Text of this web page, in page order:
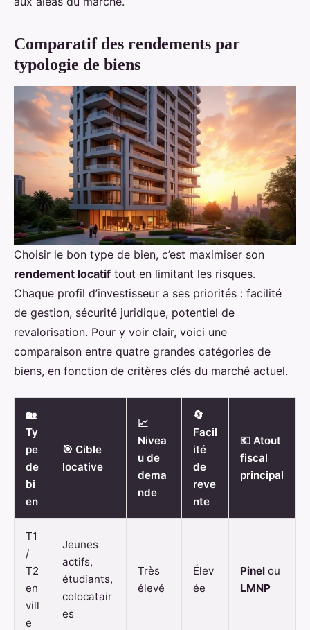
Comparatif des rendements par
typologie de biens
Choisir le bon type de bien, c’est maximiser son
rendement locatif tout en limitant les risques.
Chaque profil d’investisseur a ses priorités : facilité
de gestion, sécurité juridique, potentiel de
revalorisation. Pour y voir clair, voici une
comparaison entre quatre grandes catégories de
biens, en fonction de critères clés du marché actuel.
🏡
Ty
pe
de
bi
en
🎯 Cible
locative
📈
Nivea
u de
dema
nde
🔄
Facil
ité
de
reve
nte
💶 Atout
fiscal
principal
T1
/
T2
en
vill
e
Jeunes
actifs,
étudiants,
colocatair
es
Très
élevé
Élev
ée
Pinel ou
LMNP